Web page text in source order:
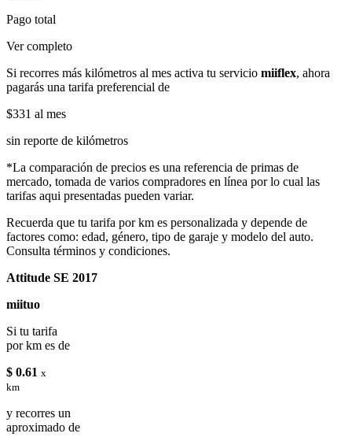
Pago total
Ver completo
Si recorres más kilómetros al mes activa tu servicio miiflex, ahora
pagarás una tarifa preferencial de
$331 al mes
sin reporte de kilómetros
*La comparación de precios es una referencia de primas de
mercado, tomada de varios compradores en línea por lo cual las
tarifas aqui presentadas pueden variar.
Recuerda que tu tarifa por km es personalizada y depende de
factores como: edad, género, tipo de garaje y modelo del auto.
Consulta términos y condiciones.
Attitude SE 2017
miituo
Si tu tarifa
por km es de
$ 0.61 x
km
y recorres un
aproximado de